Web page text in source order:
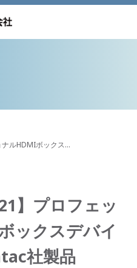
ナルHDMIボックス…
】プロフェッ
ックスデバイ
社製品